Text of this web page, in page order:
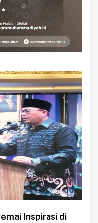
Inspirasi di